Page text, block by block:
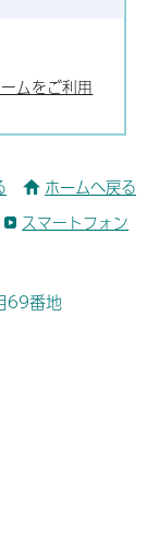
ムをご利用
ホームへ戻る
スマートフォン
69番地